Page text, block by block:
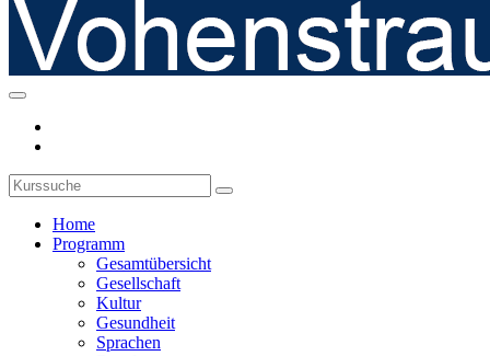
Home
Programm
Gesamtübersicht
Gesellschaft
Kultur
Gesundheit
Sprachen